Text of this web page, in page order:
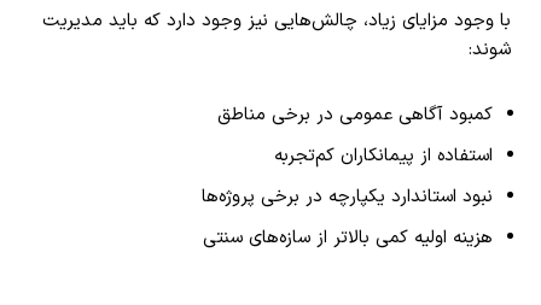
با وجود مزایای زیاد، چالش‌هایی نیز وجود دارد که باید مدیریت
شوند:
کمبود آگاهی عمومی در برخی مناطق
استفاده از پیمانکاران کم‌تجربه
نبود استاندارد یکپارچه در برخی پروژه‌ها
هزینه اولیه کمی بالاتر از سازه‌های سنتی